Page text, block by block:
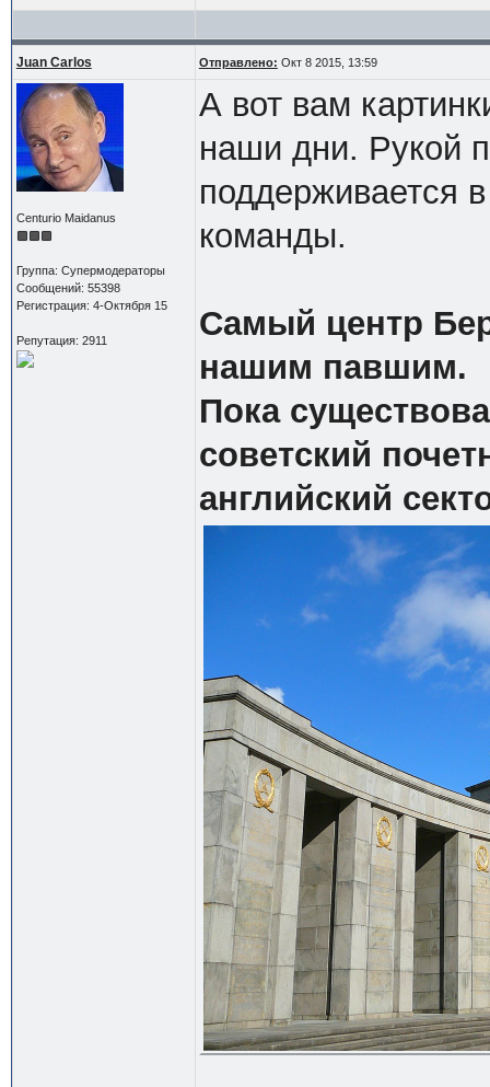
Juan Carlos Отправлено: Окт 8 2015, 13:59
Centurio Maidanus
Группа: Супермодераторы
Сообщений: 55398
Регистрация: 4-Октября 15
Репутация: 2911
А вот вам
наши дни. Рукой
поддерживается
команды.
Самый центр
нашим павшим.
Пока
советский
английский